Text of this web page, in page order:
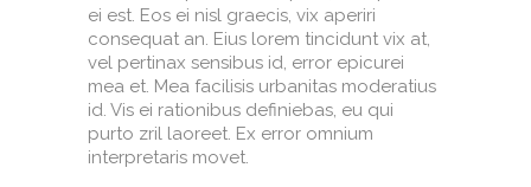
ei est. Eos ei nisl graecis, vix aperiri
consequat an. Eius lorem tincidunt vix at,
vel pertinax sensibus id, error epicurei
mea et. Mea facilisis urbanitas moderatius
id. Vis ei rationibus definiebas, eu qui
purto zril laoreet. Ex error omnium
interpretaris movet.